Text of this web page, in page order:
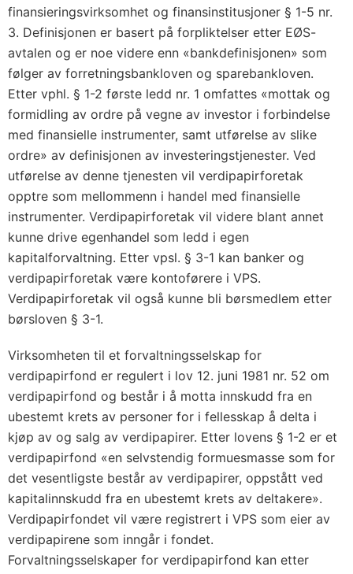
finansieringsvirksomhet og finansinstitusjoner § 1-5 nr.
3. Definisjonen er basert på forpliktelser etter EØS-
avtalen og er noe videre enn «bankdefinisjonen» som
følger av forretningsbankloven og sparebankloven.
Etter vphl. § 1-2 første ledd nr. 1 omfattes «mottak og
formidling av ordre på vegne av investor i forbindelse
med finansielle instrumenter, samt utførelse av slike
ordre» av definisjonen av investeringstjenester. Ved
utførelse av denne tjenesten vil verdipapirforetak
opptre som mellommenn i handel med finansielle
instrumenter. Verdipapirforetak vil videre blant annet
kunne drive egenhandel som ledd i egen
kapitalforvaltning. Etter vpsl. § 3-1 kan banker og
verdipapirforetak være kontoførere i VPS.
Verdipapirforetak vil også kunne bli børsmedlem etter
børsloven § 3-1.
Virksomheten til et forvaltningsselskap for
verdipapirfond er regulert i lov 12. juni 1981 nr. 52 om
verdipapirfond og består i å motta innskudd fra en
ubestemt krets av personer for i fellesskap å delta i
kjøp av og salg av verdipapirer. Etter lovens § 1-2 er et
verdipapirfond «en selvstendig formuesmasse som for
det vesentligste består av verdipapirer, oppstått ved
kapitalinnskudd fra en ubestemt krets av deltakere».
Verdipapirfondet vil være registrert i VPS som eier av
verdipapirene som inngår i fondet.
Forvaltningsselskaper for verdipapirfond kan etter